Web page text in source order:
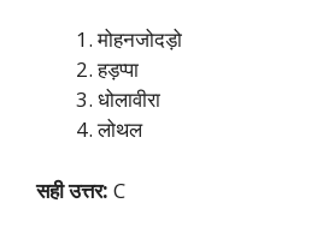
मोहनजोदड़ो
हड़प्पा
धोलावीरा
लोथल
सही उत्तर: C